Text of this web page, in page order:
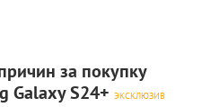
за покупку
Galaxy S24+ ЭКСКЛЮЗИВ